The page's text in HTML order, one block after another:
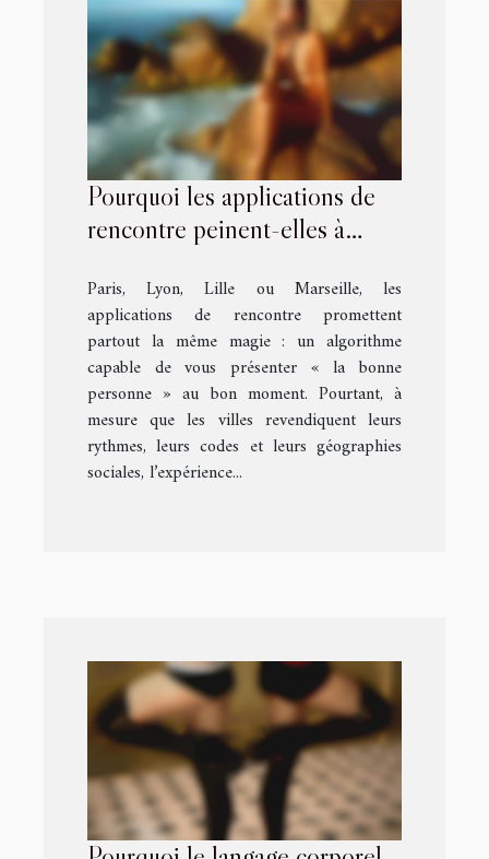
Pourquoi les applications de
rencontre peinent-elles à
spécificités de chaque ville ?
Paris, Lyon, Lille ou Marseille, les
applications de rencontre promettent
partout la même magie : un algorithme
capable de vous présenter « la bonne
personne » au bon moment. Pourtant, à
mesure que les villes revendiquent leurs
rythmes, leurs codes et leurs géographies
sociales, l’expérience...